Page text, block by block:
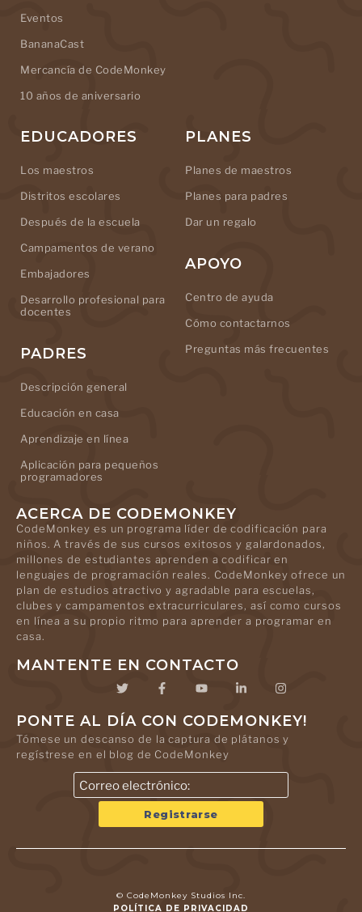
Eventos
BananaCast
Mercancía de CodeMonkey
10 años de aniversario
EDUCADORES
Los maestros
Distritos escolares
Después de la escuela
Campamentos de verano
Embajadores
Desarrollo profesional para
docentes
PADRES
Descripción general
Educación en casa
Aprendizaje en línea
Aplicación para pequeños
programadores
PLANES
Planes de maestros
Planes para padres
Dar un regalo
APOYO
Centro de ayuda
Cómo contactarnos
Preguntas más frecuentes
ACERCA DE CODEMONKEY
CodeMonkey es un programa líder de codificación para
niños. A través de sus cursos exitosos y galardonados,
millones de estudiantes aprenden a codificar en
lenguajes de programación reales. CodeMonkey ofrece un
plan de estudios atractivo y agradable para escuelas,
clubes y campamentos extracurriculares, así como cursos
en línea a su propio ritmo para aprender a programar en
casa.
MANTENTE EN CONTACTO
PONTE AL DÍA CON CODEMONKEY!
Tómese un descanso de la captura de plátanos y
regístrese en el blog de CodeMonkey
© CodeMonkey Studios Inc.
POLÍTICA DE PRIVACIDAD